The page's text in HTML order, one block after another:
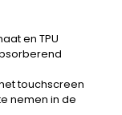
en TPU
touchscreen
nemen in de